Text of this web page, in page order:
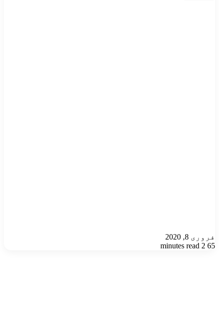
فروری 8, 2020
65
2 minutes read